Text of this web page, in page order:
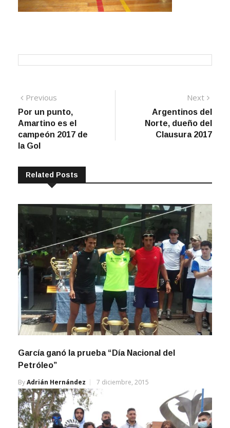
Navegación
de
entradas
Previous
post:
Por un punto,
Amartino es el
campeón 2017 de
la Gol
Next
post:
Argentinos del
Norte, dueño del
Clausura 2017
Related Posts
García ganó la prueba “Día Nacional del
Petróleo”
ByAdrián Hernández 7 diciembre, 2015